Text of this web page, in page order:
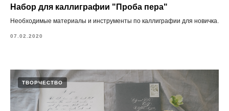
Набор для каллиграфии "Проба пера"
Необходимые материалы и инструменты по каллиграфии для новичка.
07.02.2020
ТВОРЧЕСТВО